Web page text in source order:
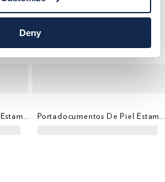
Deny
Billetera Plegable De Piel Estampado Cocodrilo Portadocumentos De Piel Estampado Cocodrilo